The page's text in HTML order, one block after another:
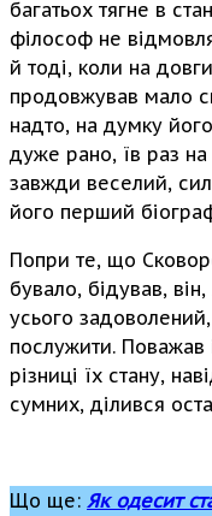
багатьох тягне в
філософ не
й тоді, коли на
продовжував мало
надто, на думку
дуже рано, їв раз
завжди веселий,
його перший
Попри те, що
бувало, бідував,
усього
послужити.
різниці їх стану,
сумних, ділився
Що ще: Як одесит